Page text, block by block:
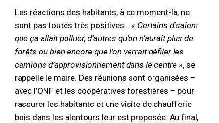
Les réactions des habitants, à ce moment-là, ne
sont pas toutes très positives… « Certains disaient
que ça allait polluer, d’autres qu’on n’aurait plus de
forêts ou bien encore que l’on verrait défiler les
camions d’approvisionnement dans le centre », se
rappelle le maire. Des réunions sont organisées –
avec l’ONF et les coopératives forestières – pour
rassurer les habitants et une visite de chaufferie
bois dans les alentours leur est proposée. Au final,